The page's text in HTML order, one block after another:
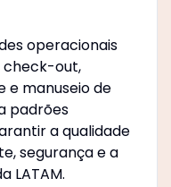
operacionais
check-out,
e manuseio de
padrões
a qualidade
segurança e a
LATAM.